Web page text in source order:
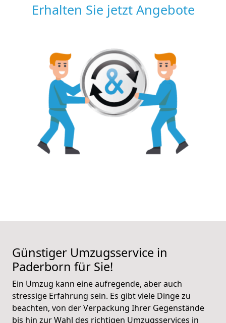
Erhalten Sie jetzt Angebote
Günstiger Umzugsservice in
Paderborn für Sie!
Ein Umzug kann eine aufregende, aber auch
stressige Erfahrung sein. Es gibt viele Dinge zu
beachten, von der Verpackung Ihrer Gegenstände
bis hin zur Wahl des richtigen Umzugsservices in